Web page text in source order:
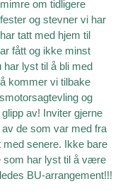
om tidligere
og stevner vi har
tatt med hjem til
fått og ikke minst
har lyst til å bli med
kommer vi tilbake
og
av! Inviter gjerne
de som var med fra
senere. Ikke bare
som har lyst til å være
BU-arrangement!!!